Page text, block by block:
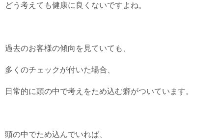
どう考えても健康に良くないですよね。
過去のお客様の傾向を見ていても、
多くのチェックが付いた場合、
日常的に頭の中で考えをため込む癖がついています。
頭の中でため込んでいれば、